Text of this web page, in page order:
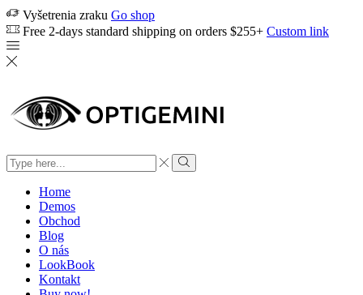
Vyšetrenia zraku Go shop
Free 2-days standard shipping on orders $255+ Custom link
Search
input
Search
Home
Demos
Obchod
Blog
O nás
LookBook
Kontakt